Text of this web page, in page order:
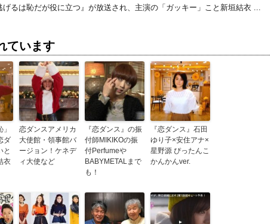
げるは恥だが役に立つ』が放送され、主演の「ガッキー」こと新垣結衣 ...
ています
ダ
と
衣
恋ダンスアメリカ
大使館・領事館バ
ージョン！ケネデ
ィ大使など
『恋ダンス』の振
付師MIKIKOの振
付Perfumeや
BABYMETALまで
も！
『恋ダンス』石田
ゆり子×安住アナ×
星野源 ぴったんこ
かんかんver.